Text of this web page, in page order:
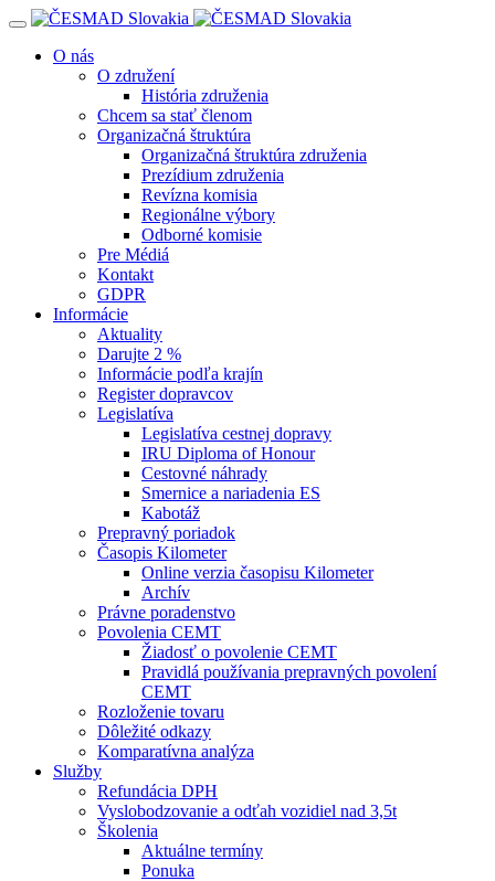
Navigácia
O nás
O združení
História združenia
Chcem sa stať členom
Organizačná štruktúra
Organizačná štruktúra združenia
Prezídium združenia
Revízna komisia
Regionálne výbory
Odborné komisie
Pre Médiá
Kontakt
GDPR
Informácie
Aktuality
Darujte 2 %
Informácie podľa krajín
Register dopravcov
Legislatíva
Legislatíva cestnej dopravy
IRU Diploma of Honour
Cestovné náhrady
Smernice a nariadenia ES
Kabotáž
Prepravný poriadok
Časopis Kilometer
Online verzia časopisu Kilometer
Archív
Právne poradenstvo
Povolenia CEMT
Žiadosť o povolenie CEMT
Pravidlá používania prepravných povolení
CEMT
Rozloženie tovaru
Dôležité odkazy
Komparatívna analýza
Služby
Refundácia DPH
Vyslobodzovanie a odťah vozidiel nad 3,5t
Školenia
Aktuálne termíny
Ponuka